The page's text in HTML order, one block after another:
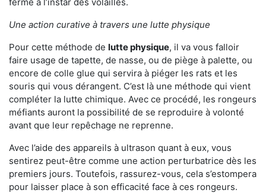
Une action curative à travers une lutte physique
Pour cette méthode de lutte physique, il va vous falloir
faire usage de tapette, de nasse, ou de piège à palette, ou
encore de colle glue qui servira à piéger les rats et les
souris qui vous dérangent. C’est là une méthode qui vient
compléter la lutte chimique. Avec ce procédé, les rongeurs
méfiants auront la possibilité de se reproduire à volonté
avant que leur repêchage ne reprenne.
Avec l’aide des appareils à ultrason quant à eux, vous
sentirez peut-être comme une action perturbatrice dès les
premiers jours. Toutefois, rassurez-vous, cela s’estompera
pour laisser place à son efficacité face à ces rongeurs.